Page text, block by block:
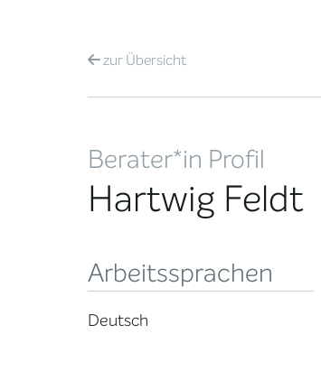
zurÜbersicht
Berater*in Profil
Hartwig Feldt
Arbeitssprachen
Deutsch